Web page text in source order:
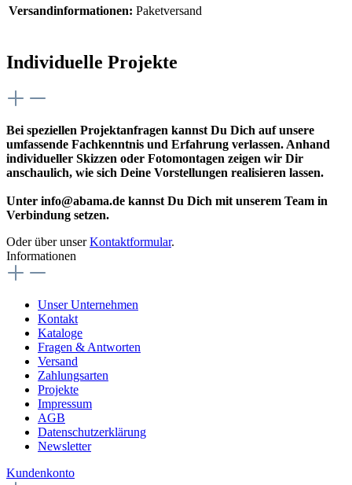
Versandinformationen: Paketversand
Individuelle Projekte
Bei speziellen Projektanfragen kannst Du Dich auf unsere
umfassende Fachkenntnis und Erfahrung verlassen. Anhand
individueller Skizzen oder Fotomontagen zeigen wir Dir
anschaulich, wie sich Deine Vorstellungen realisieren lassen.
Unter info@abama.de kannst Du Dich mit unserem Team in
Verbindung setzen.
Oder über unserKontaktformular.
Informationen
Unser Unternehmen
Kontakt
Kataloge
Fragen & Antworten
Versand
Zahlungsarten
Projekte
Impressum
AGB
Datenschutzerklärung
Newsletter
Kundenkonto